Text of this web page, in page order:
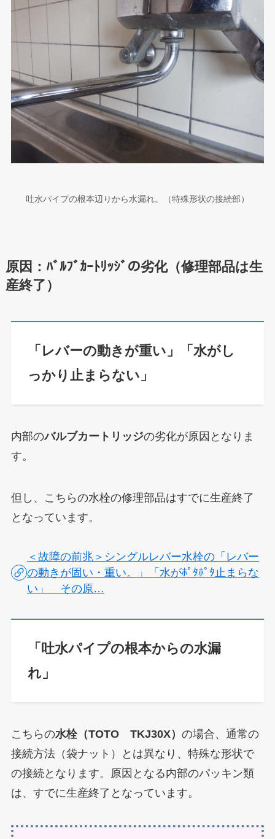
吐水パイプの根本辺りから水漏れ。（特殊形状の接続部）
原因：ﾊﾞﾙﾌﾞｶｰﾄﾘｯｼﾞの劣化（修理部品は生
産終了）
「レバーの動きが重い」「水がし
っかり止まらない」
内部のバルブカートリッジの劣化が原因となりま
す。
但し、こちらの水栓の修理部品はすでに生産終了
となっています。
＜故障の前兆＞シングルレバー水栓の「レバー
の動きが固い・重い。」「水がﾎﾟﾀﾎﾟﾀ止まらな
い」 その原…
「吐水パイプの根本からの水漏
れ」
こちらの水栓（TOTO TKJ30X） の場合、通常の
接続方法（袋ナット）とは異なり、特殊な形状で
の接続となります。
原因となる内部のパッキン類
は、すでに生産終了となっています。